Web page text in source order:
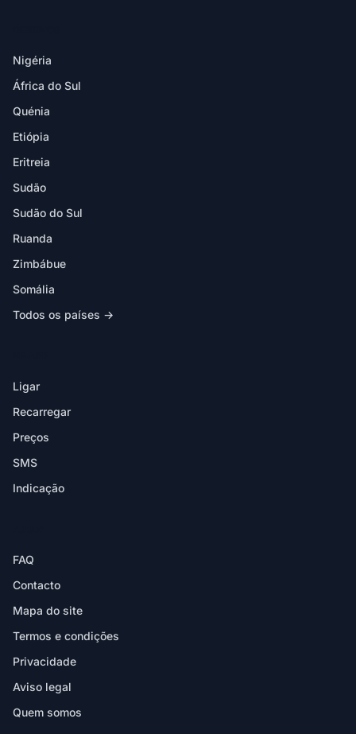
Nigéria
África do Sul
Quénia
Etiópia
Eritreia
Sudão
Sudão do Sul
Ruanda
Zimbábue
Somália
Todos os países →
Ligar
Recarregar
Preços
SMS
Indicação
FAQ
Contacto
Mapa do site
Termos e condições
Privacidade
Aviso legal
Quem somos